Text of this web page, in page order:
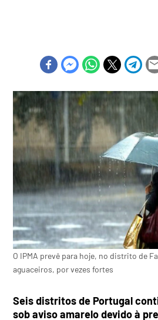
O IPMA prevê para hoje, no distrito de
aguaceiros, por vezes fortes
Seis distritos de Portugal
sob aviso amarelo devido à